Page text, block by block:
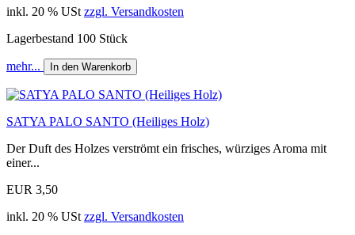
inkl. 20 % USt zzgl. Versandkosten
Lagerbestand 100 Stück
mehr... In den Warenkorb
SATYA PALO SANTO (Heiliges Holz)
Der Duft des Holzes verströmt ein frisches, würziges Aroma mit
einer...
EUR 3,50
inkl. 20 % USt zzgl. Versandkosten